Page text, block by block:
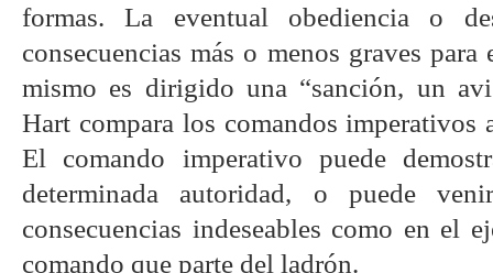
formas. La eventual obediencia o
consecuencias más o menos graves
mismo es dirigido una “sanción, un
Hart compara los comandos imperativos
El comando imperativo puede
determinada autoridad, o puede
consecuencias indeseables como en el
comando que parte del ladrón.